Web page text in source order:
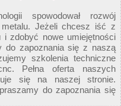
spowodował rozwój
Jeżeli chcesz iść z
i zdobyć nowe umiejętności
do zapoznania się z naszą
szkolenia techniczne
Pełna oferta naszych
się na naszej stronie.
do zapoznania się